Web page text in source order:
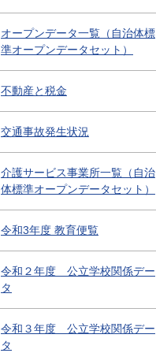
オープンデータ一覧（自治体標
準オープンデータセット）
不動産と税金
交通事故発生状況
介護サービス事業所一覧（自治
体標準オープンデータセット）
令和3年度 教育便覧
令和２年度 公立学校関係デー
タ
令和３年度 公立学校関係デー
タ